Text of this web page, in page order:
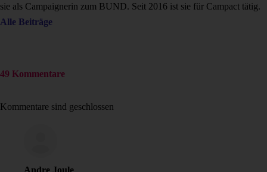
sie als Campaignerin zum BUND. Seit 2016 ist sie für Campact tätig.
Alle Beiträge
49 Kommentare
Kommentare sind geschlossen
Andre Joule